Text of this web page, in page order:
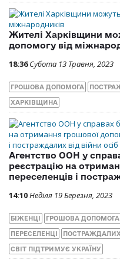
Жителі Харківщини
допомогу від
18:36 Субота 13 Травня, 2023
ГРОШОВА ДОПОМОГА
ХАРКІВЩИНА
Агентство ООН у
реєстрацію на
переселенців і
14:10Неділя 19 Березня, 2023
БІЖЕНЦІ ГРОШОВА ДОПОМОГА
ПЕРЕСЕЛЕНЦІ
СВІТ ПІДТРИМУЄ УКРАЇНУ